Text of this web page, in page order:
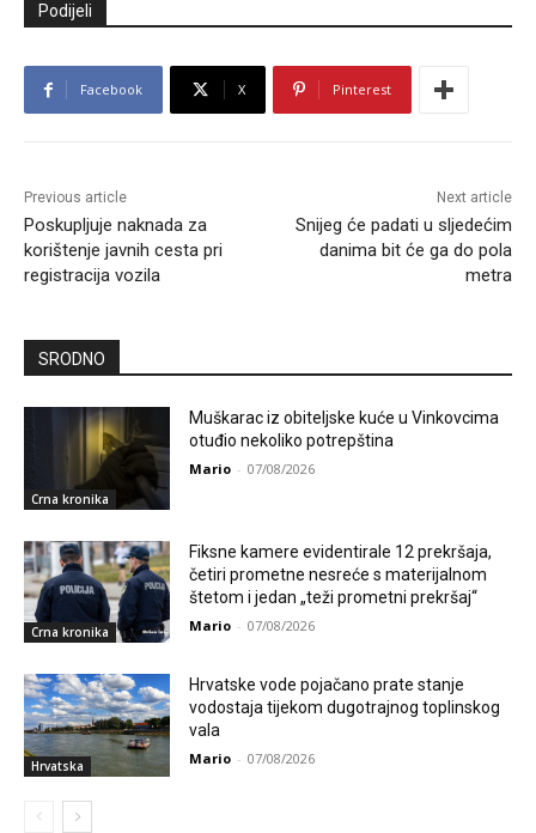
Podijeli
Facebook X Pinterest
Previous article
Poskupljuje naknada za
korištenje javnih cesta pri
registracija vozila
Next article
Snijeg će padati u sljedećim
danima bit će ga do pola
metra
SRODNO
Crna kronika
Muškarac iz obiteljske kuće u Vinkovcima
otuđio nekoliko potrepština
Mario - 07/08/2026
Crna kronika
Fiksne kamere evidentirale 12 prekršaja,
četiri prometne nesreće s materijalnom
štetom i jedan „teži prometni prekršaj“
Mario - 07/08/2026
Hrvatska
Hrvatske vode pojačano prate stanje
vodostaja tijekom dugotrajnog toplinskog
vala
Mario - 07/08/2026